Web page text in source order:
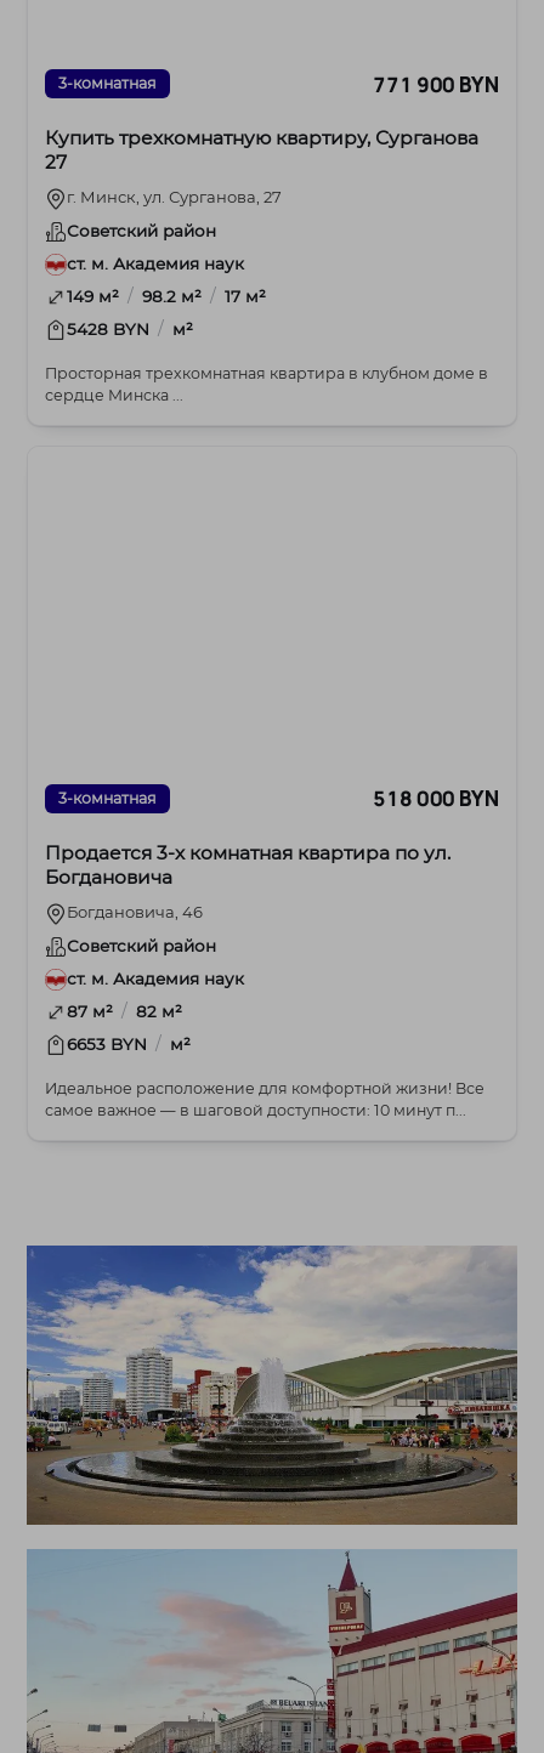
3-комнатная 771 900 BYN
Купить трехкомнатную квартиру, Сурганова
27
г. Минск, ул. Сурганова, 27
Советский район
ст. м. Академия наук
149 м² / 98.2 м² / 17 м²
5428 BYN / м²
Просторная трехкомнатная квартира в клубном доме в
сердце Минска ...
3-комнатная 518 000 BYN
Продается 3-х комнатная квартира по ул.
Богдановича
Богдановича, 46
Советский район
ст. м. Академия наук
87 м² / 82 м²
6653 BYN / м²
Идеальное расположение для комфортной жизни! Все
самое важное — в шаговой доступности: 10 минут п...